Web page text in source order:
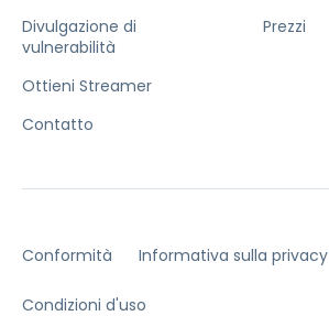
Divulgazione di
vulnerabilità
Ottieni Streamer
Contatto
Prezzi
Conformità Informativa sulla privacy
Condizioni d'uso